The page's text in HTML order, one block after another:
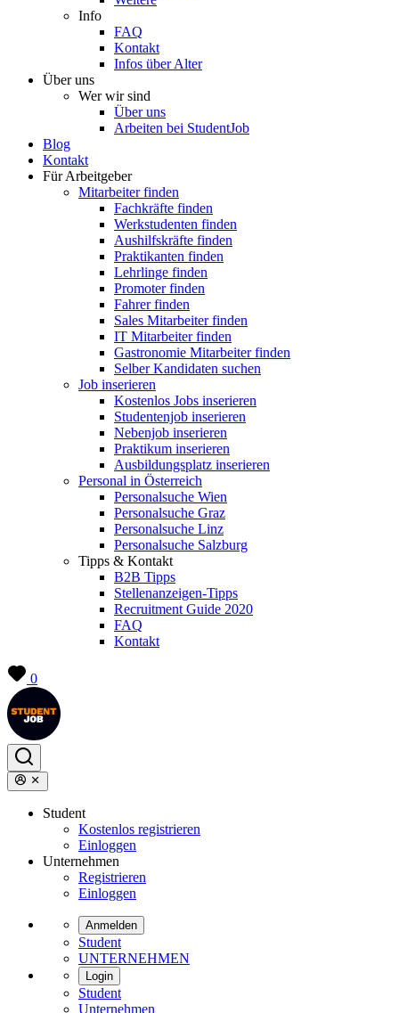
Info
FAQ
Kontakt
Infos über Alter
Über uns
Wer wir sind
Über uns
Arbeiten bei StudentJob
Blog
Kontakt
Für Arbeitgeber
Mitarbeiter finden
Fachkräfte finden
Werkstudenten finden
Aushilfskräfte finden
Praktikanten finden
Lehrlinge finden
Promoter finden
Fahrer finden
Sales Mitarbeiter finden
IT Mitarbeiter finden
Gastronomie Mitarbeiter finden
Selber Kandidaten suchen
Job inserieren
Kostenlos Jobs inserieren
Studentenjob inserieren
Nebenjob inserieren
Praktikum inserieren
Ausbildungsplatz inserieren
Personal in Österreich
Personalsuche Wien
Personalsuche Graz
Personalsuche Linz
Personalsuche Salzburg
Tipps & Kontakt
B2B Tipps
Stellenanzeigen-Tipps
Recruitment Guide 2020
FAQ
Kontakt
0
Student
Kostenlos registrieren
Einloggen
Unternehmen
Registrieren
Einloggen
Anmelden
Student
UNTERNEHMEN
Login
Student
Unternehmen